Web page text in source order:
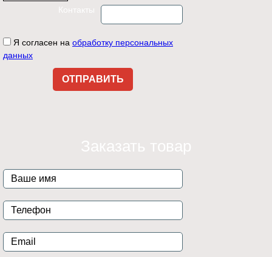
Контакты
Я согласен на обработку персональных
данных
Заказать товар